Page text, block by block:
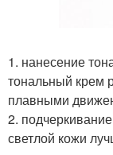
1. нанесение
тональный крем
плавными
2.
светлой кожи